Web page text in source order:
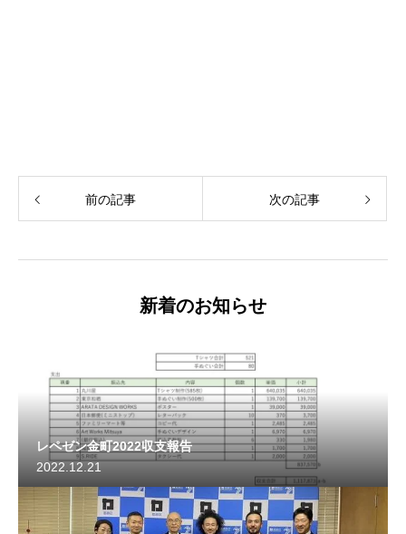
前の記事 次の記事
新着のお知らせ
レペゼン金町2022収支報告
2022.12.21